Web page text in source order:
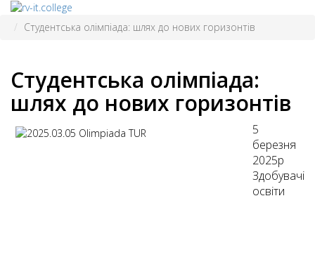
Студентська олімпіада: шлях до нових горизонтів
Студентська олімпіада:
шлях до нових горизонтів
5
березня
2025р
Здобувачі
освіти